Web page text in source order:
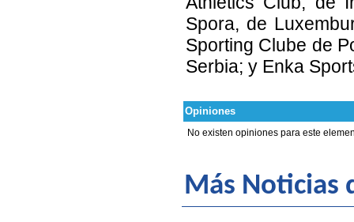
Spora, de
Sporting Clube de
Serbia; y Enka
Opiniones
No existen opiniones para este
Más Noticias